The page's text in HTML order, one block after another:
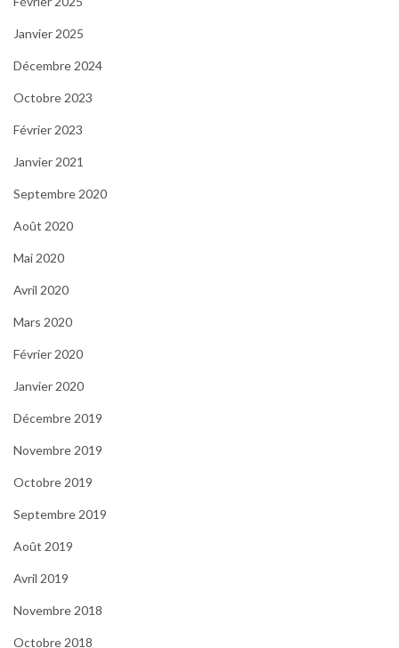
Janvier 2025
Décembre 2024
Octobre 2023
Février 2023
Janvier 2021
Septembre 2020
Août 2020
Mai 2020
Avril 2020
Mars 2020
Février 2020
Janvier 2020
Décembre 2019
Novembre 2019
Octobre 2019
Septembre 2019
Août 2019
Avril 2019
Novembre 2018
Octobre 2018